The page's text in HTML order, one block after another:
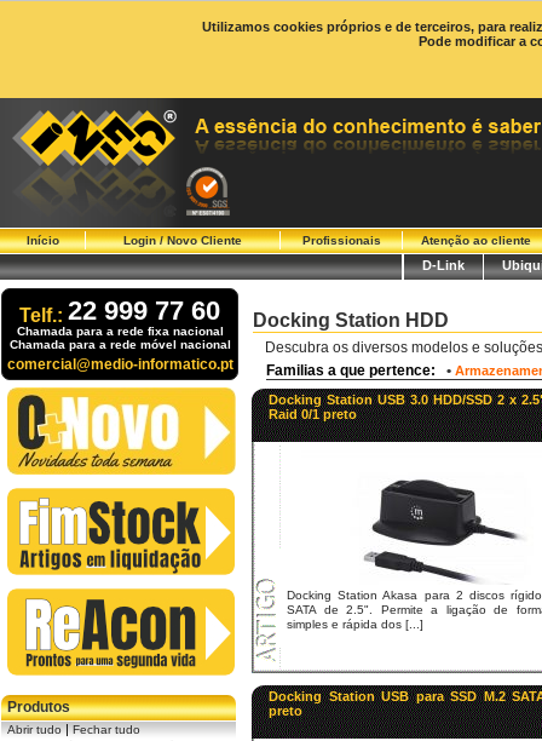
Utilizamos cookies próprios e de terceiros, para
Pode modificar a
Início Login / Novo Cliente Profissionais Atenção ao cliente
D-Link
Telf.: 22 999 77 60
Chamada para a rede fixa nacional
Chamada para a rede móvel nacional
comercial@medio-informatico.pt
Produtos
Abrir tudo|Fechar tudo
Docking Station HDD
Descubra os diversos modelos e
Familias a que pertence: •
Docking Station USB 3.0 HDD/SSD 2 x
Raid 0/1 preto
Docking Station Akasa para 2 discos
SATA de 2.5". Permite a ligação de
simples e rápida dos [...]
Docking Station USB para SSD M.2
preto